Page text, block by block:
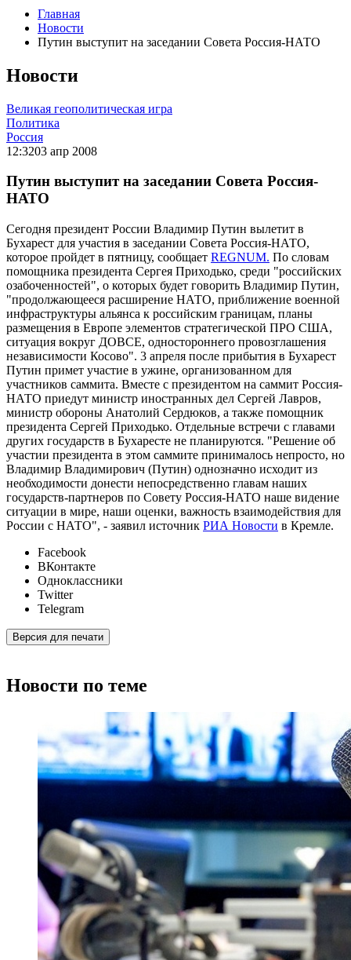
Главная
Новости
Путин выступит на заседании Совета Россия-НАТО
Новости
Великая геополитическая игра
Политика
Россия
12:3203 апр 2008
Путин выступит на заседании Совета Россия-
НАТО
Сегодня президент России Владимир Путин вылетит в
Бухарест для участия в заседании Совета Россия-НАТО,
которое пройдет в пятницу, сообщает REGNUM. По словам
помощника президента Сергея Приходько, среди "российских
озабоченностей", о которых будет говорить Владимир Путин,
"продолжающееся расширение НАТО, приближение военной
инфраструктуры альянса к российским границам, планы
размещения в Европе элементов стратегической ПРО США,
ситуация вокруг ДОВСЕ, одностороннего провозглашения
независимости Косово". 3 апреля после прибытия в Бухарест
Путин примет участие в ужине, организованном для
участников саммита. Вместе с президентом на саммит Россия-
НАТО приедут министр иностранных дел Сергей Лавров,
министр обороны Анатолий Сердюков, а также помощник
президента Сергей Приходько. Отдельные встречи с главами
других государств в Бухаресте не планируются. "Решение об
участии президента в этом саммите принималось непросто, но
Владимир Владимирович (Путин) однозначно исходит из
необходимости донести непосредственно главам наших
государств-партнеров по Совету Россия-НАТО наше видение
ситуации в мире, наши оценки, важность взаимодействия для
России с НАТО", - заявил источник РИА Новости в Кремле.
Facebook
ВКонтакте
Одноклассники
Twitter
Telegram
Версия для печати
Новости по теме